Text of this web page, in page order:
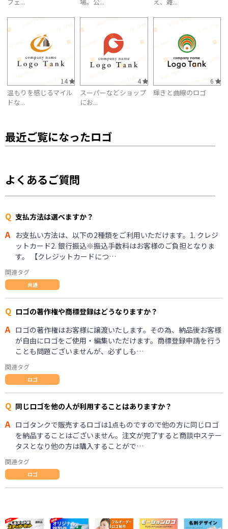
14
温もりを感じるマイル
ドな...
4
スーパーなどショップ
にお...
6
輝きと曲線のロゴ
最近ご覧になったロゴ
よくあるご質問
Q 支払方法は選べますか？
A お支払い方法は、以下の2種類をご利用いただけます。1. クレジ
ットカード2. 銀行振込※振込手数料はお客様のご負担となりま
す。 【クレジットカードにつ…
関連タグ
共通
Q ロゴの著作権や商標登録はどうなりますか？
A ロゴの著作権はお客様に譲渡いたします。その為、納品後お客様
が自由にロゴをご使用・編集いただけます。商標登録申請を行う
ことも問題ございませんが、必ずしも…
関連タグ
ロゴ
Q 同じロゴを他の人が利用することはありますか？
A ロゴタンクで販売するロゴは1点ものですので他の方に同じロゴ
を納品することはございません。注文が完了すると商談中ステー
タスとなり他の方は購入することがで…
関連タグ
ロゴ